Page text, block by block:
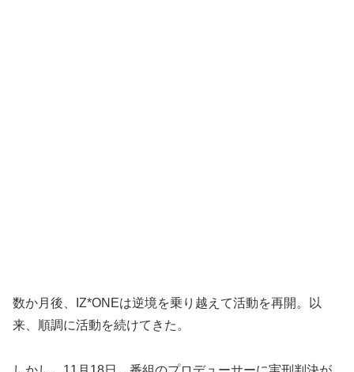
数か月後、IZ*ONEは逆境を乗り越えて活動を再開。以
来、順調に活動を続けてきた。